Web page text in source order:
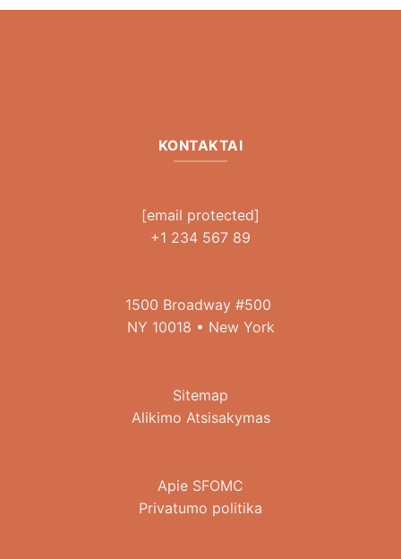
KONTAKTAI
[email protected]
+1 234 567 89
1500 Broadway #500
NY 10018 • New York
Sitemap
Alikimo Atsisakymas
Apie SFOMC
Privatumo politika